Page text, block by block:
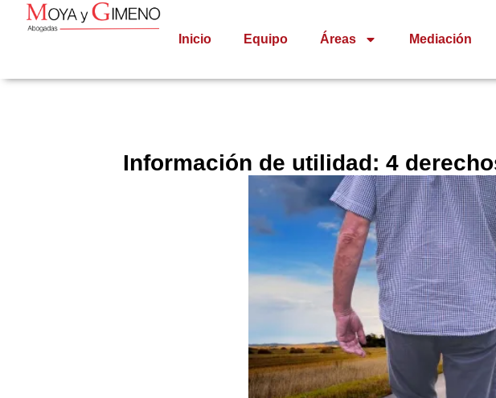
Inicio Equipo Áreas Mediación
Información de utilidad: 4